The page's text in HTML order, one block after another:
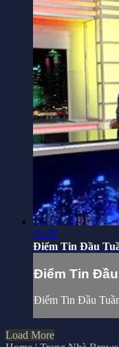
23:37
Điểm Tin Đầu
Điểm Tin Đầu
Điểm Tin Đầu
Load More